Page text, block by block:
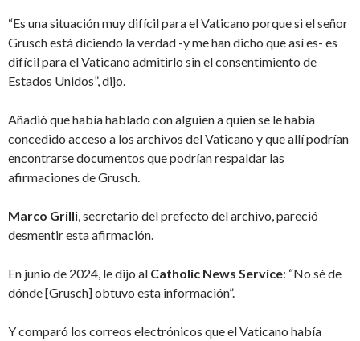
“Es una situación muy difícil para el Vaticano porque si el señor
Grusch está diciendo la verdad -y me han dicho que así es- es
difícil para el Vaticano admitirlo sin el consentimiento de
Estados Unidos”, dijo.
Añadió que había hablado con alguien a quien se le había
concedido acceso a los archivos del Vaticano y que allí podrían
encontrarse documentos que podrían respaldar las
afirmaciones de Grusch.
Marco Grilli , secretario del prefecto del archivo, pareció
desmentir esta afirmación.
En junio de 2024, le dijo al Catholic News Service: “No sé de
dónde [Grusch] obtuvo esta información”.
Y comparó los correos electrónicos que el Vaticano había